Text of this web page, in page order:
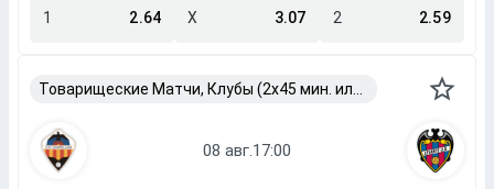
1 2.64 X 3.07 2 2.59